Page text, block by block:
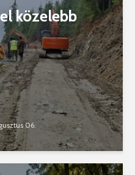
közelebb
06.